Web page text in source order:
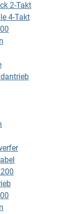
2-Takt
4-Takt